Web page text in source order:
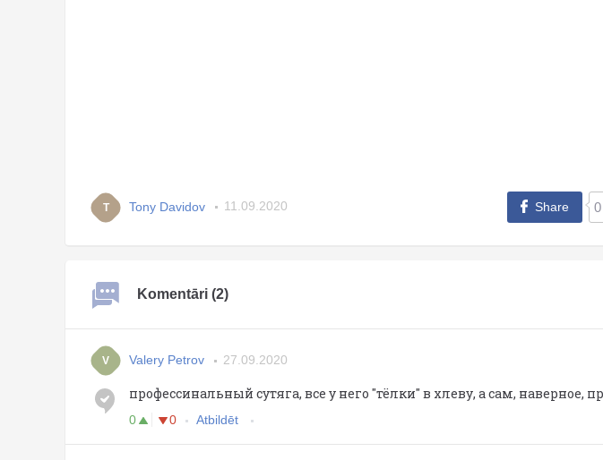
T Tony Davidov 11.09.2020 Share 0
Komentāri (2)
V Valery Petrov 27.09.2020
профессинальный сутяга, все у него "тёлки" в хлеву, а сам, наверное,
0 0 Atbildēt